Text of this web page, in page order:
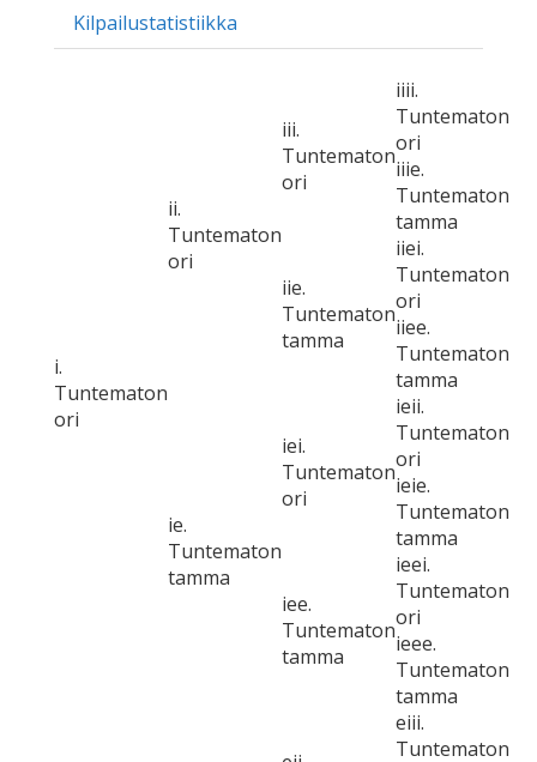
Kilpailustatistiikka
i.
Tuntematon
ori
ii.
Tuntematon
ori
iii.
Tuntematon
ori
iiii.
Tuntematon
ori
iiie.
Tuntematon
tamma
iie.
Tuntematon
tamma
iiei.
Tuntematon
ori
iiee.
Tuntematon
tamma
ie.
Tuntematon
tamma
iei.
Tuntematon
ori
ieii.
Tuntematon
ori
ieie.
Tuntematon
tamma
iee.
Tuntematon
tamma
ieei.
Tuntematon
ori
ieee.
Tuntematon
tamma
eiii.
Tuntematon